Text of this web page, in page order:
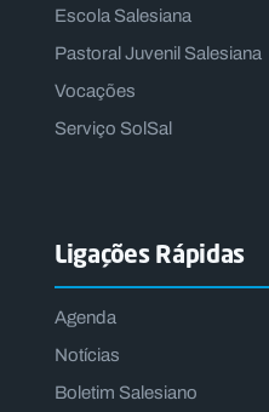
Escola Salesiana
Pastoral Juvenil Salesiana
Vocações
Serviço SolSal
Ligações Rápidas
Agenda
Notícias
Boletim Salesiano